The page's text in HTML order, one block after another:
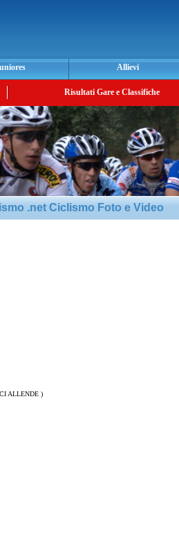
Allievi
Risultati Gare e Classifiche
.net Ciclismo Foto e Video
ALLENDE )